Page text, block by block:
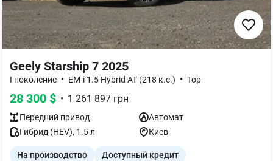
Geely Starship 7 2025
I поколение • EM-i 1.5 Hybrid AT (218 к.с.) • Top
28 300 $ • 1 261 897 грн
Передний привод
Автомат
Гибрид (HEV), 1.5л Киев
На производство Доступный кредит